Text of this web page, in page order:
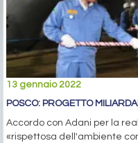
13 gennaio 2022
POSCO: PROGETTO
Accordo con Adani per la
«rispettosa dell'ambiente